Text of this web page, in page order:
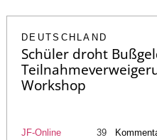
DEUTSCHLAND
Schüler droht
Workshop
JF-Online 39